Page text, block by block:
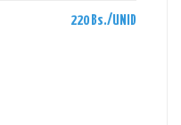
220 Bs./UNID